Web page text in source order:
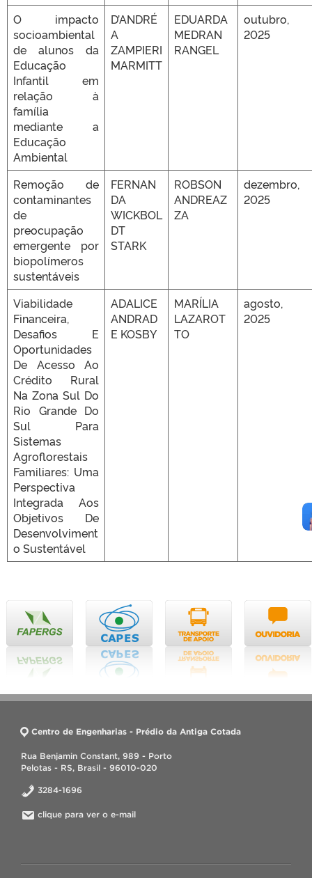
O impacto
socioambiental
de alunos da
Educação
Infantil em
relação à
família
mediante a
Educação
Ambiental
D’ANDRÉ
A
ZAMPIERI
MARMITT
EDUARDA
MEDRAN
RANGEL
outubro,
2025
Remoção de
contaminantes
de
preocupação
emergente por
biopolímeros
sustentáveis
FERNAN
DA
WICKBOL
DT
STARK
ROBSON
ANDREAZ
ZA
dezembro,
2025
Viabilidade
Financeira,
Desafios E
Oportunidades
De Acesso Ao
Crédito Rural
Na Zona Sul Do
Rio Grande Do
Sul Para
Sistemas
Agroflorestais
Familiares: Uma
Perspectiva
Integrada Aos
Objetivos De
Desenvolviment
o Sustentável
ADALICE
ANDRAD
E KOSBY
MARÍLIA
LAZAROT
TO
agosto,
2025
Centro de Engenharias - Prédio da Antiga Cotada
Rua Benjamin Constant, 989 - Porto
Pelotas - RS, Brasil - 96010-020
3284-1696
clique para ver o e-mail